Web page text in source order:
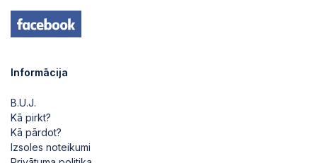
Informācija
B.U.J.
Kā pirkt?
Kā pārdot?
Izsoles noteikumi